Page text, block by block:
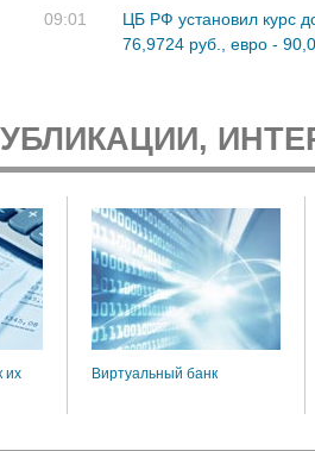
09:01
ЦБ РФ установил курс
76,9724 руб., евро -
их
Виртуальный банк